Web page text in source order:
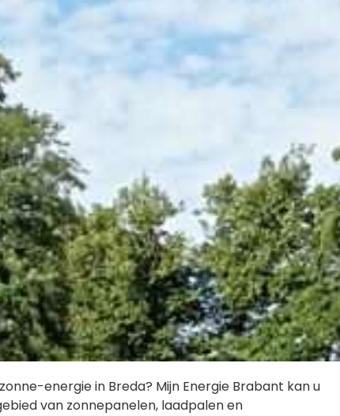
energie in Breda? Mijn Energie Brabant kan u
van zonnepanelen, laadpalen en